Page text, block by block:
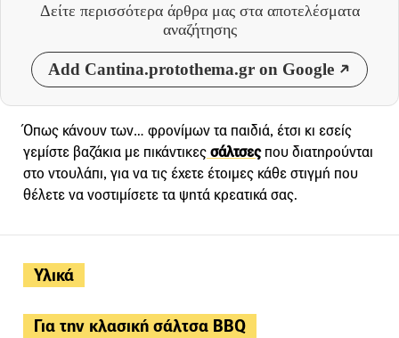
Δείτε περισσότερα άρθρα μας στα αποτελέσματα
αναζήτησης
Add Cantina.protothema.gr on Google
Υλικά
Για την κλασική σάλτσα BBQ
Όπως κάνουν των… φρονίμων τα παιδιά, έτσι κι εσείς
γεμίστε βαζάκια με πικάντικεςσάλτσεςπου διατηρούνται
στο ντουλάπι, για να τις έχετε έτοιμες κάθε στιγμή που
θέλετε να νοστιμίσετε τα ψητά κρεατικά σας.